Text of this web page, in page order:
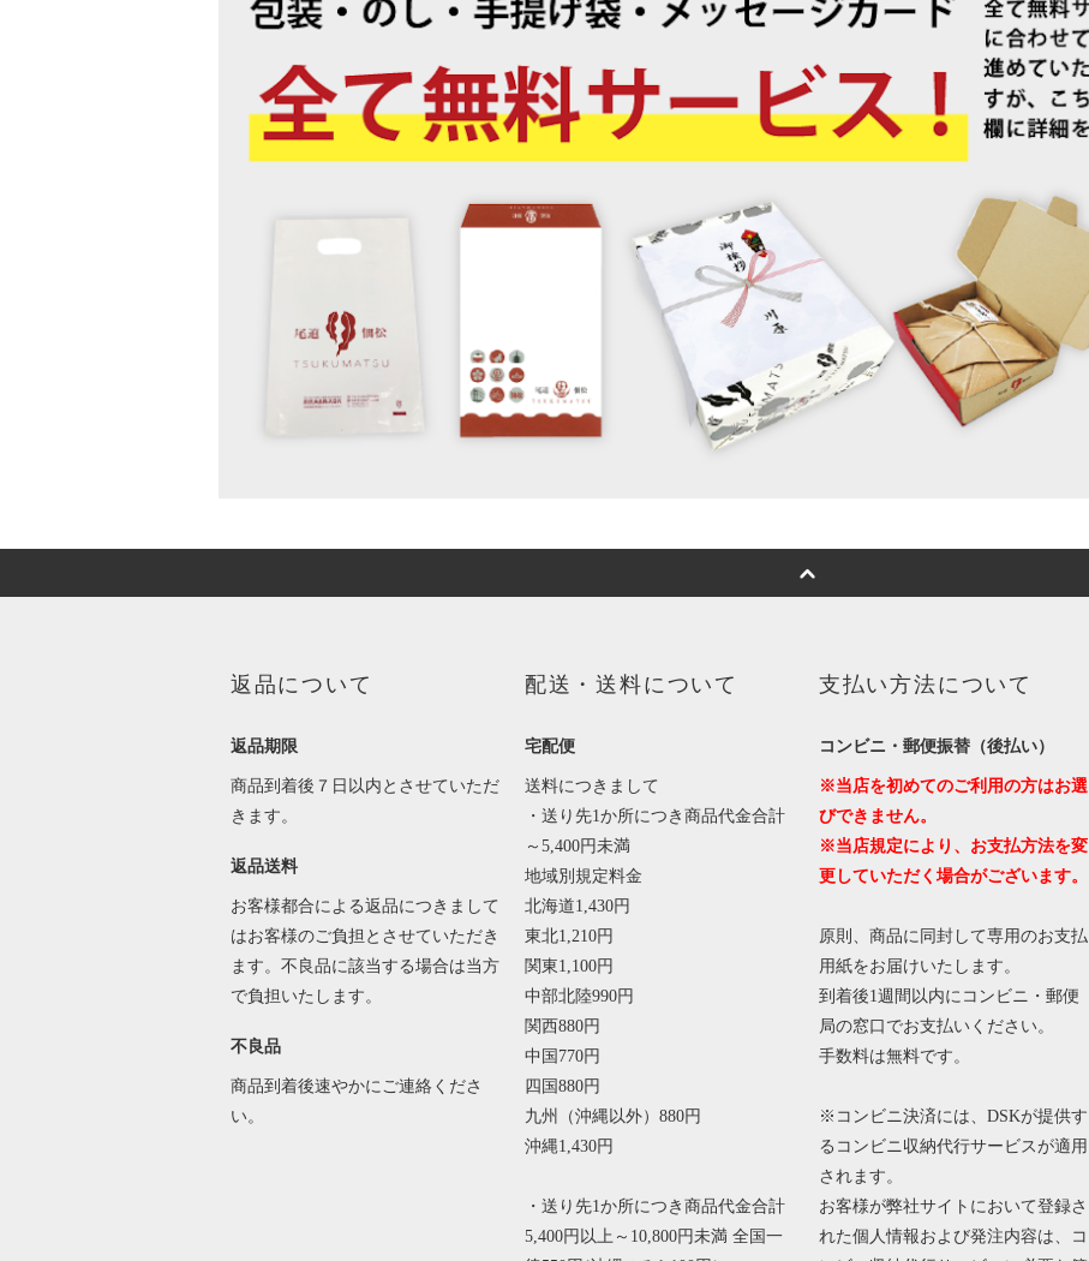
返品について
返品期限
商品到着後７日以内とさせていただ
きます。
返品送料
お客様都合による返品につきまして
はお客様のご負担とさせていただき
ます。不良品に該当する場合は当方
で負担いたします。
不良品
商品到着後速やかにご連絡くださ
い。
配送・送料について
宅配便
送料につきまして
・送り先1か所につき商品代金合計
～5,400円未満
地域別規定料金
北海道1,430円
東北1,210円
関東1,100円
中部北陸990円
関西880円
中国770円
四国880円
九州（沖縄以外）880円
沖縄1,430円
・送り先1か所につき商品代金合計
5,400円以上～10,800円未満 全国一
支払い方法について
コンビニ・郵便振替（後払い）
※当店を初めてのご利用の方はお選
びできません。
※当店規定により、お支払方法を変
更していただく場合がございます。
原則、商品に同封して専用のお支払
用紙をお届けいたします。
到着後1週間以内にコンビニ・郵便
局の窓口でお支払いください。
手数料は無料です。
※コンビニ決済には、DSKが提供す
るコンビニ収納代行サービスが適用
されます。
お客様が弊社サイトにおいて登録さ
れた個人情報および発注内容は、コ